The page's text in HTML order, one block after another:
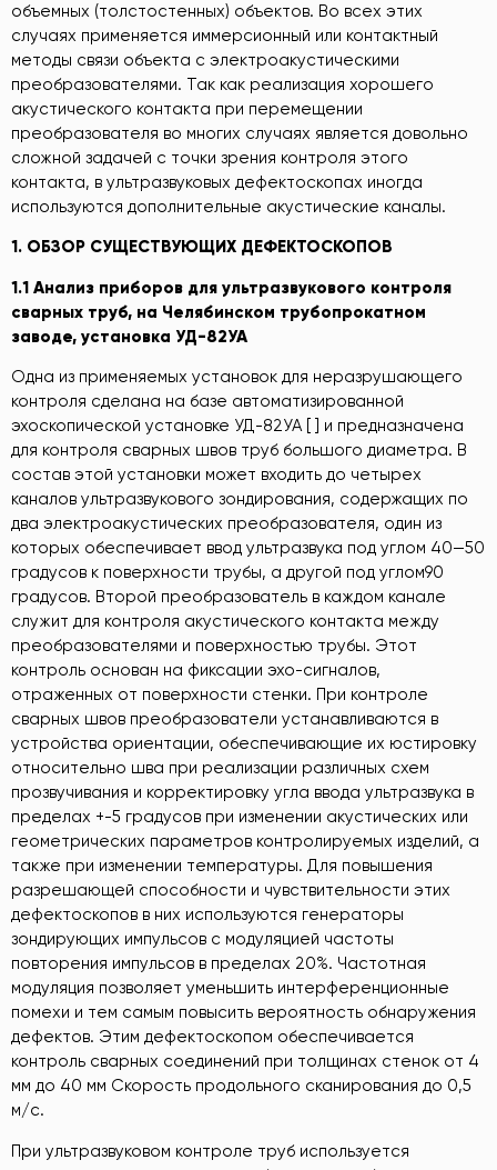
объемных (толстостенных) объектов. Во всех этих
случаях применяется иммерсионный или контактный
методы связи объекта с электроакустическими
преобразователями. Так как реализация хорошего
акустического контакта при перемещении
преобразователя во многих случаях является довольно
сложной задачей с точки зрения контроля этого
контакта, в ультразвуковых дефектоскопах иногда
используются дополнительные акустические каналы.
1. ОБЗОР СУЩЕСТВУЮЩИХ ДЕФЕКТОСКОПОВ
1.1 Анализ приборов для ультразвукового контроля
сварных труб, на Челябинском трубопрокатном
заводе, установка УД-82УА
Одна из применяемых установок для неразрушающего
контроля сделана на базе автоматизированной
эхоскопической установке УД-82УА [ ] и предназначена
для контроля сварных швов труб большого диаметра. В
состав этой установки может входить до четырех
каналов ультразвукового зондирования, содержащих по
два электроакустических преобразователя, один из
которых обеспечивает ввод ультразвука под углом 40—50
градусов к поверхности трубы, а другой под углом90
градусов. Второй преобразователь в каждом канале
служит для контроля акустического контакта между
преобразователями и поверхностью трубы. Этот
контроль основан на фиксации эхо-сигналов,
отраженных от поверхности стенки. При контроле
сварных швов преобразователи устанавливаются в
устройства ориентации, обеспечивающие их юстировку
относительно шва при реализации различных схем
прозвучивания и корректировку угла ввода ультразвука в
пределах +-5 градусов при изменении акустических или
геометрических параметров контролируемых изделий, а
также при изменении температуры. Для повышения
разрешающей способности и чувствительности этих
дефектоскопов в них используются генераторы
зондирующих импульсов с модуляцией частоты
повторения импульсов в пределах 20%. Частотная
модуляция позволяет уменьшить интерференционные
помехи и тем самым повысить вероятность обнаружения
дефектов. Этим дефектоскопом обеспечивается
контроль сварных соединений при толщинах стенок от 4
мм до 40 мм Скорость продольного сканирования до 0,5
м/с.
При ультразвуковом контроле труб используется